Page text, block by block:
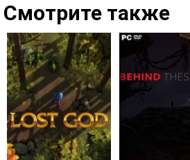
Смотрите также